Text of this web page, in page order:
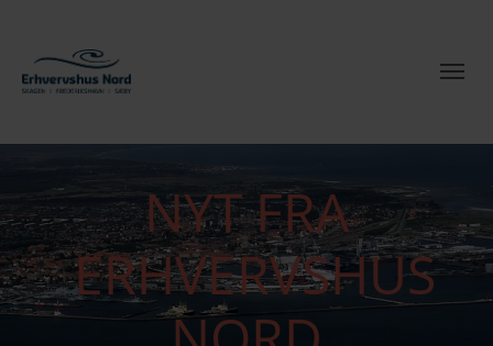
NYT FRA
ERHVERVSHUS